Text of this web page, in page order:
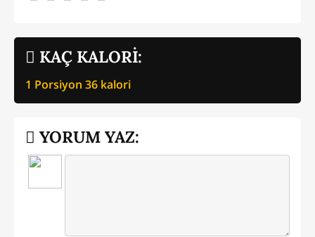
KAÇ KALORİ:
1 Porsiyon 36 kalori
YORUM YAZ: